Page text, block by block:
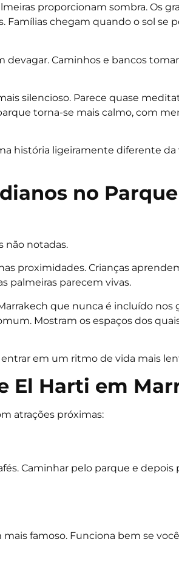
proporcionam sombra. Os
Famílias chegam quando o sol se
devagar. Caminhos e bancos
silencioso. Parece quase
torna-se mais calmo, com
história ligeiramente diferente da
no
não notadas.
proximidades. Crianças
palmeiras parecem vivas.
que nunca é incluído nos
Mostram os espaços dos
em um ritmo de vida mais
El Harti em
atrações próximas:
Caminhar pelo parque e depois
famoso. Funciona bem se